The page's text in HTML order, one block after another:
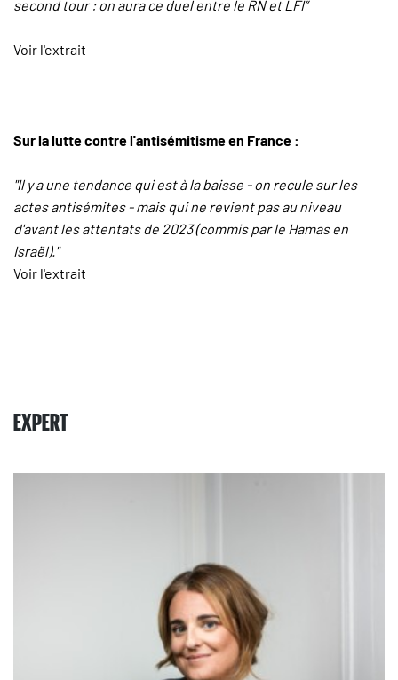
second tour : on aura ce duel entre le RN et LFI”
Voir l'extrait
Sur la lutte contre l'antisémitisme en France :
"Il y a une tendance qui est à la baisse - on recule sur les
actes antisémites - mais qui ne revient pas au niveau
d'avant les attentats de 2023(commis par le Hamas en
Israël)."
Voir l'extrait
EXPERT